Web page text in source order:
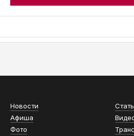
Новости
Афиша
Фото